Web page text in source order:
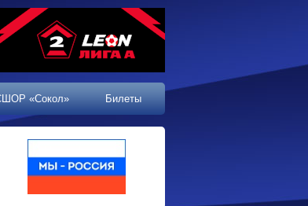
«Сокол» Билеты